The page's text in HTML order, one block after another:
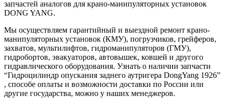
запчастей аналогов для крано-манипуляторных установок
DONG YANG.
Мы осуществляем гарантийный и выездной ремонт крано-
манипуляторных установок (КМУ), погрузчиков, грейферов,
захватов, мультилифтов, гидроманипуляторов (ГМУ),
гидробортов, эвакуаторов, автовышек, ковшей и другого
гидравлического оборудования. Узнать о наличии запчасти
“Гидроцилиндр опускания заднего аутригера DongYang 1926”
, способе оплаты и возможности доставки по России или
другие государства, можно у наших менеджеров.